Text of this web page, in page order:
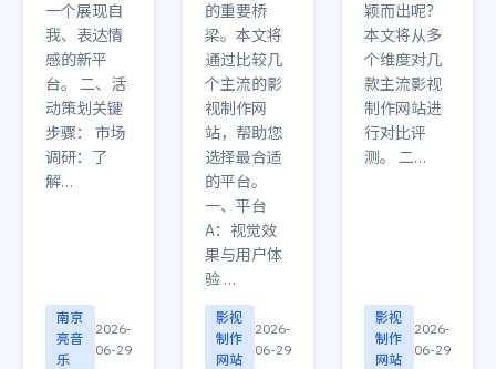
一个展现自
我、表达情
感的新平
台。 二、活
动策划关键
步骤： 市场
调研：了
解…
南京
亮音
乐
2026-
06-29
的重要桥
梁。本文将
通过比较几
个主流的影
视制作网
站，帮助您
选择最合适
的平台。
一、平台
A：视觉效
果与用户体
验 …
影视
制作
网站
2026-
06-29
颖而出呢？
本文将从多
个维度对几
款主流影视
制作网站进
行对比评
测。 二…
影视
制作
网站
2026-
06-29